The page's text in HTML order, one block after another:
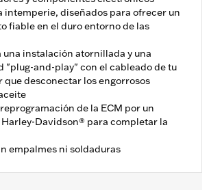
intemperie, diseñados para ofrecer un
fiable en el duro entorno de las
una instalación atornillada y una
"plug-and-play" con el cableado de tu
que desconectar los engorrosos
de la ECM por un
Davidson® para completar la
empalmes ni soldaduras